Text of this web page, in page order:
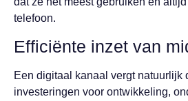
telefoon.
Efficiënte inzet van
Een digitaal kanaal vergt natuurlijk
investeringen voor ontwikkeling,